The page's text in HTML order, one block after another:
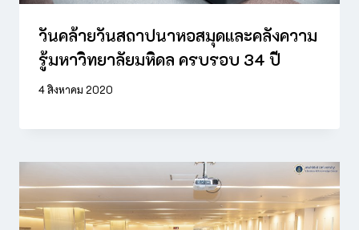
วันคล้ายวันสถาปนาหอสมุดและคลังความ
รู้มหาวิทยาลัยมหิดล ครบรอบ 34 ปี
4 สิงหาคม 2020